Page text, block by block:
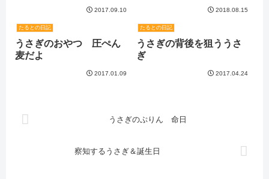
2017.09.10 2018.08.15
たるとの日記
うさぎのおやつ 圧ぺん
麦だよ
2017.01.09
たるとの日記
うさぎの背後を狙ううさ
ぎ
2017.04.24
うさぎのぷりん 命日
察知するうさぎ＆誕生日